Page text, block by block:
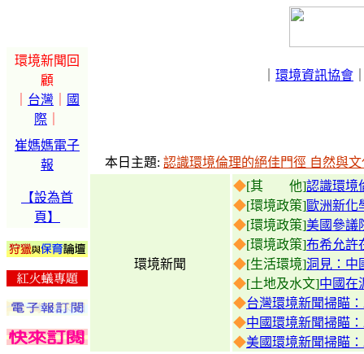
環境新聞回
顧
台灣
國
際
崔媽媽電子
報
【設為首
頁】
環境資訊協會
本日主題: 認識環境倫理的絕佳門徑 自然與
環境新聞
◆[其 他]認識環境
◆[環境政策]歐洲新化
◆[環境政策]美國參議
◆[環境政策]布希允許
◆[生活環境]洞見：中
◆[土地及水文]中國在
◆台灣環境新聞掃瞄：
◆中國環境新聞掃瞄：
◆美國環境新聞掃瞄：